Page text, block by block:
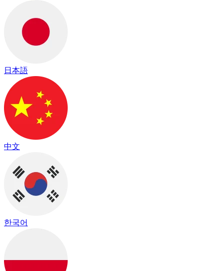
日本語
中文
한국어